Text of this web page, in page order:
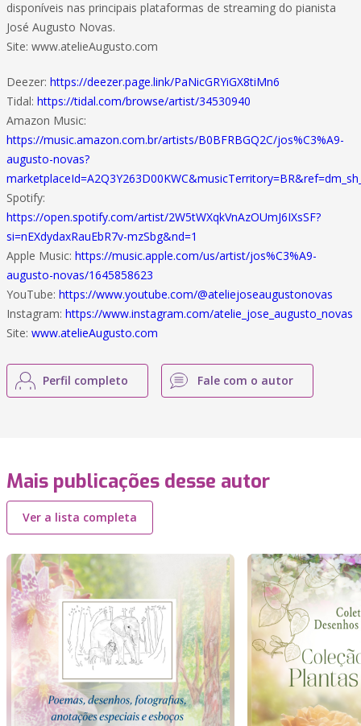
disponíveis nas principais plataformas de streaming do pianista
José Augusto Novas.
Site: www.atelieAugusto.com
Deezer: https://deezer.page.link/PaNicGRYiGX8tiMn6
Tidal: https://tidal.com/browse/artist/34530940
Amazon Music:
https://music.amazon.com.br/artists/B0BFRBGQ2C/jos%C3%A9-
augusto-novas?
Spotify:
https://open.spotify.com/artist/2W5tWXqkVnAzOUmJ6IXsSF?
si=nEXdydaxRauEbR7v-mzSbg&nd=1
Apple Music: https://music.apple.com/us/artist/jos%C3%A9-
augusto-novas/1645858623
YouTube: https://www.youtube.com/@ateliejoseaugustonovas
Instagram: https://www.instagram.com/atelie_jose_augusto_novas
Site: www.atelieAugusto.com
Perfil completo Fale com o autor
Mais publicações desse autor
Ver a lista completa